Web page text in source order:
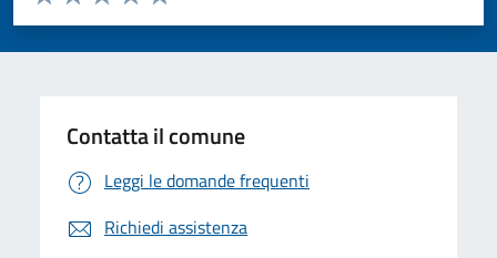
Valuta 5 stelle su 5
Valuta 4 stelle su 5
Valuta 3 stelle su 5
Valuta 2 stelle su 5
Valuta 1 stelle su 5
Contatta il comune
Leggi le domande frequenti
Richiedi assistenza